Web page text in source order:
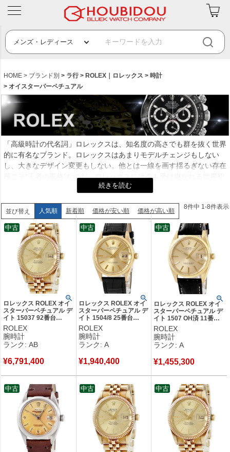
HOME ブランド別 ラ行 ROLEX｜ロレックス
時計
オイスターパーペチュアル
「高級時計の代名詞」ロレックスは、知名度の高さでも群を抜く世界
的に有名なブランド。ロレックスはあまりモデルチェンジもしない
し、大きなデザイン変更もしない。他とは一線を画す揺るぎない存在
感こそ“王者の風格”なのだ。ロレックスには今も受け継がれる世界初
の三大発明がある。完全防水の「オイスターケース」は1926年、巻
アル」は1931年、午前零時に日付が自動的に切り替わる「デイトジ
ャスト」は1945年の発明だ。現在も高度な技術力で次々と革新的な
機構を生み出すロレックスは品質も信頼も決して揺るがない資産価値
の高いブランドだ。
創業年：1905年
発祥地：スイス ジュネーブ
創業者：ハンス・ウイルスドルフ
並び替え 人気順 新着順 価格が安い順 価格が高い順
8件中 1-8件表示
ロレックス ROLEX オイ
スターパーペチュアル デ
イト 15037 92番台
K14YG無垢 ティファニ
ー Wネーム メンズ 腕時
計自動巻き ゴールド
【中古】中古品
ROLEX
腕時計
ランク: AB
¥6,791,400
中古
ロレックス ROLEX オイ
スターパーペチュアル デ
イト 1504/8 25番台
K18YG無垢 ヴィンテー
ジ モローベゼル メンズ
腕時計自動巻き ゴールド
【中古】中古美品
ROLEX
腕時計
ランク: A
¥1,940,400
中古
ロレックス ROLEX オイ
スターパーペチュアル デ
イト 1507 OH済 11番
K18YG無垢 アンティー
ク メンズ 腕時計自動巻き
ゴールド 【中古】中古美
品
ROLEX
腕時計
ランク: A
¥1,455,300
中古
中古 中古 中古